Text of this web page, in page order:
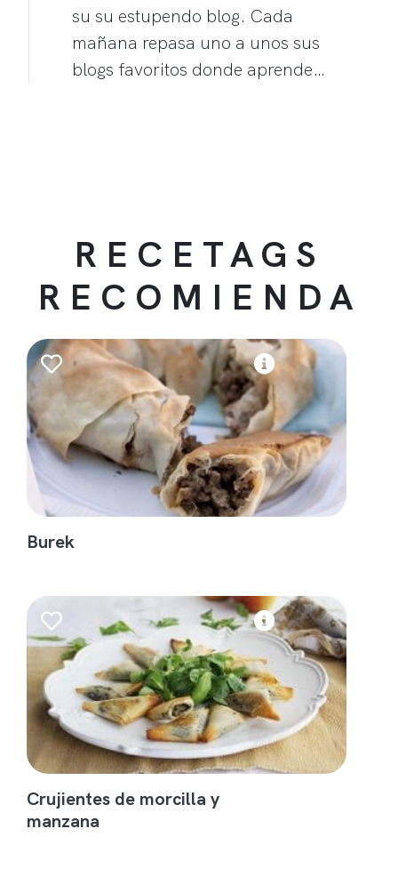
su su estupendo blog. Cada
mañana repasa uno a unos sus
blogs favoritos donde aprende…
RECETAGS
RECOMIENDA
Burek
Crujientes de morcilla y
manzana